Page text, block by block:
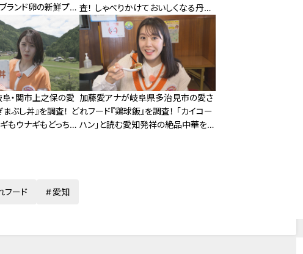
ランド卵の新鮮プリ 査！ しゃべりかけておいしくなる丹精
込めた和スイーツ
・関市上之保の愛
まぶし丼』を調査！ ど
もウナギもどっちも
加藤愛アナが岐阜県多治見市の愛さ
れフード『鶏球飯』を調査！ 「カイコー
ハン」と読む愛知発祥の絶品中華を
フード 愛知